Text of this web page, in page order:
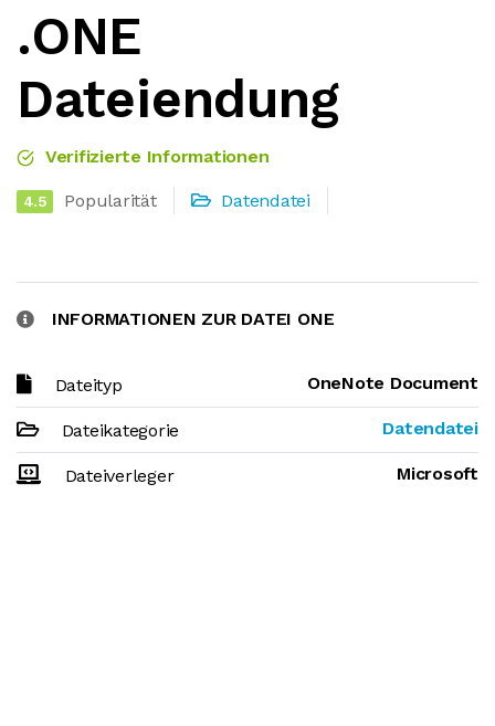
.ONE
Dateiendung
Verifizierte Informationen
4.5 Popularität Datendatei
INFORMATIONEN ZUR DATEI ONE
Dateityp OneNote Document
Dateikategorie Datendatei
Dateiverleger Microsoft